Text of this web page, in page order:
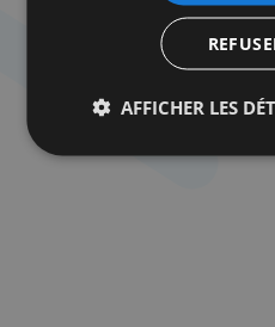
d’envisager sereinement
Europe qu’ils ont
AFFICHER LES